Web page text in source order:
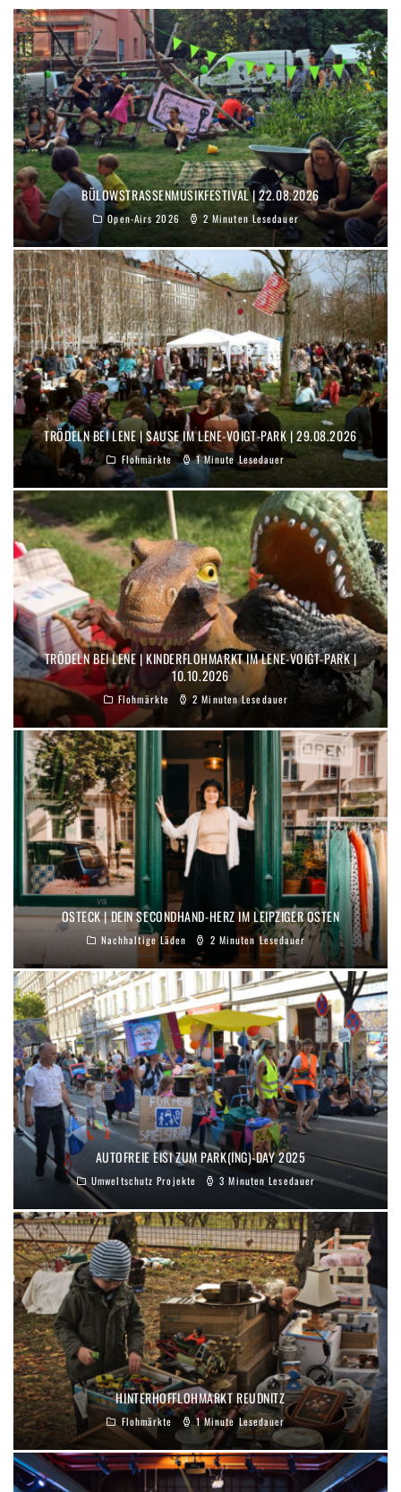
BÜLOWSTRASSENMUSIKFESTIVAL | 22.08.2026
Open-Airs 2026 2 Minuten Lesedauer
TRÖDELN BEI LENE | SAUSE IM LENE-VOIGT-PARK | 29.08.2026
Flohmärkte 1 Minute Lesedauer
TRÖDELN BEI LENE | KINDERFLOHMARKT IM LENE-VOIGT-PARK |
10.10.2026
Flohmärkte 2 Minuten Lesedauer
OSTECK | DEIN SECONDHAND-HERZ IM LEIPZIGER OSTEN
Nachhaltige Läden 2 Minuten Lesedauer
AUTOFREIE EISI ZUM PARK(ING)-DAY 2025
Umweltschutz Projekte 3 Minuten Lesedauer
HINTERHOFFLOHMARKT REUDNITZ
Flohmärkte 1 Minute Lesedauer